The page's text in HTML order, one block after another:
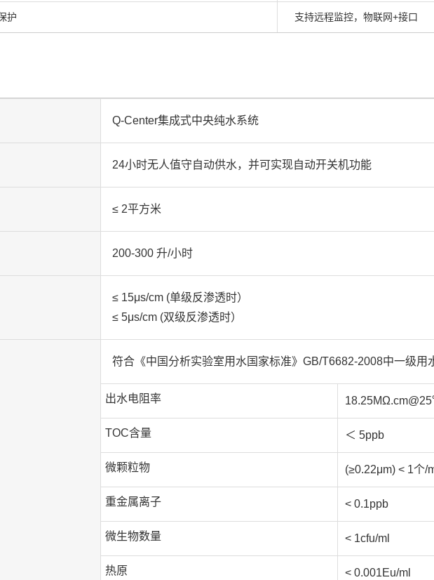
护 支持远程监控，物联网+接口
Q-Center集成式中央纯水系统
24小时无人值守自动供水，并可实现自动开关机功能
≤ 2平方米
200-300 升/小时
≤ 15μs/cm (单级反渗透时）
≤ 5μs/cm (双级反渗透时）
符合《中国分析实验室用水国家标准》GB/T6682-2008中一级用
出水电阻率
TOC含量 ＜ 5ppb
微颗粒物 (≥0.22μm) < 1个/
重金属离子 < 0.1ppb
微生物数量 < 1cfu/ml
热原 < 0.001Eu/ml